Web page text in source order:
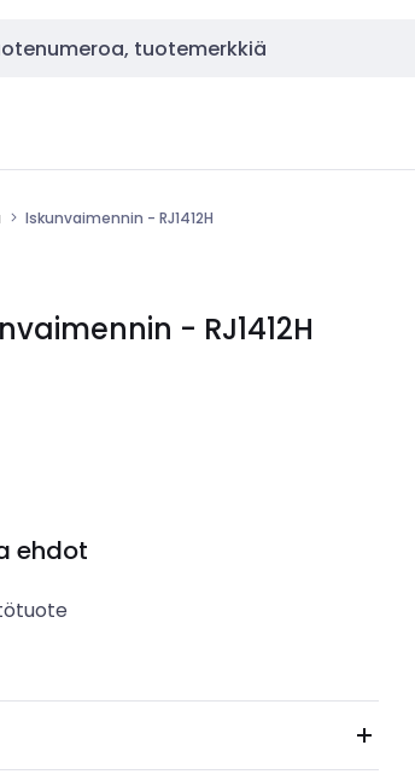
Iskunvaimennin - RJ1412H
- RJ1412H
ehdot